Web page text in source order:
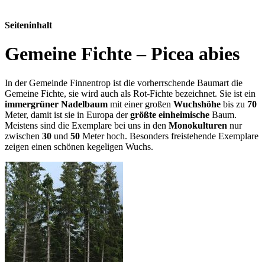
Seiteninhalt
Gemeine Fichte – Picea abies
In der Gemeinde Finnentrop ist die vorherrschende Baumart die
Gemeine Fichte, sie wird auch als Rot-Fichte bezeichnet. Sie ist ein
immergrüner Nadelbaum mit einer großen Wuchshöhe bis zu 70
Meter, damit ist sie in Europa dergrößte einheimische Baum.
Meistens sind die Exemplare bei uns in den Monokulturen nur
zwischen 30 und 50 Meter hoch. Besonders freistehende Exemplare
zeigen einen schönen kegeligen Wuchs.